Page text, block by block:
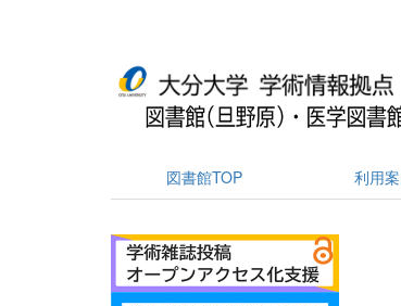
図書館TOP 利用